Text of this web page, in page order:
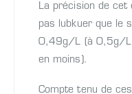
La précision de cet
pas lubkuer que le
0,49g/L (à 0,5g/L,
en moins).
Compte tenu de